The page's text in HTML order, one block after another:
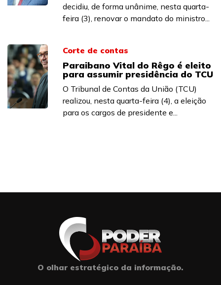
decidiu, de forma unânime, nesta quarta-
feira (3), renovar o mandato do ministro...
Corte de contas
Paraibano Vital do Rêgo é eleito
para assumir presidência do TCU
O Tribunal de Contas da União (TCU)
realizou, nesta quarta-feira (4), a eleição
para os cargos de presidente e...
O olhar estratégico da informação.